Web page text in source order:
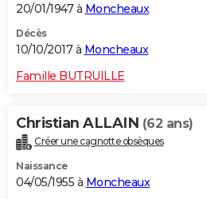
20/01/1947 à Moncheaux
Décès
10/10/2017 à Moncheaux
Famille BUTRUILLE
Christian ALLAIN (62 ans)
Créer une cagnotte obsèques
Naissance
04/05/1955 à Moncheaux